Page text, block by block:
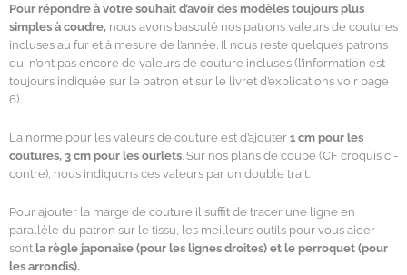
Pour répondre à votre souhait d’avoir des modèles toujours plus
simples à coudre, nous avons basculé nos patrons valeurs de coutures
incluses au fur et à mesure de l’année. Il nous reste quelques patrons
qui n’ont pas encore de valeurs de couture incluses (l’information est
toujours indiquée sur le patron et sur le livret d’explications voir page
6).
La norme pour les valeurs de couture est d’ajouter 1 cm pour les
coutures, 3 cm pour les ourlets . Sur nos plans de coupe (CF croquis ci-
contre), nous indiquons ces valeurs par un double trait.
Pour ajouter la marge de couture il suffit de tracer une ligne en
parallèle du patron sur le tissu, les meilleurs outils pour vous aider
sont la règle japonaise (pour les lignes droites) et le perroquet (pour
les arrondis).